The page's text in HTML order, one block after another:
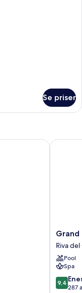
Se priser
Grand
Hotel
Liberty
Riva
del
Garda
Riva
Pool
Spa
9.4
ud
9,4
287
Grand